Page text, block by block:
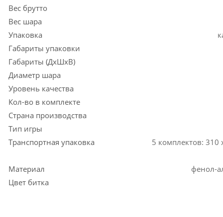
Вес брутто
Вес шара
Упаковка
Габариты упаковки
Габариты (ДхШхВ)
Диаметр шара
Уровень качества
Кол-во в комплекте
Страна производства
Тип игры
Транспортная упаковка
5 комплектов:
Материал
фенол-
Цвет битка